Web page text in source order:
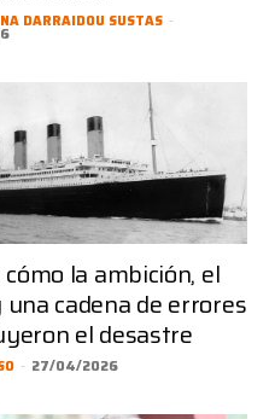
DARRAIDOU SUSTAS -
la ambición, el
una cadena de errores
el desastre
- 27/04/2026